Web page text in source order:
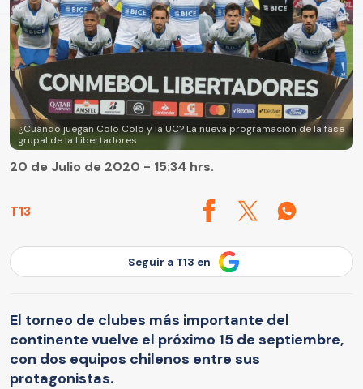
¿Cuándo juegan Colo Colo y la UC? La nueva programación de la fase
grupal de la Libertadores
T13
20 de Julio de 2020 - 15:34 hrs.
Seguir a T13 en
El torneo de clubes más importante del
continente vuelve el próximo 15 de septiembre,
con dos equipos chilenos entre sus
protagonistas.